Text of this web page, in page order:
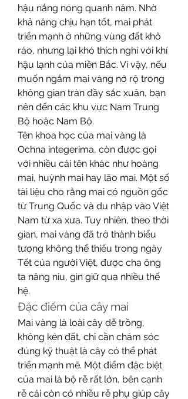
hậu nắng nóng quanh năm. Nhờ
khả năng chịu hạn tốt, mai phát
triển mạnh ở những vùng đất khô
ráo, nhưng lại khó thích nghi với khí
hậu lạnh của miền Bắc. Vì vậy, nếu
muốn ngắm mai vàng nở rộ trong
không gian tràn đầy sắc xuân, bạn
nên đến các khu vực Nam Trung
Bộ hoặc Nam Bộ.
Tên khoa học của mai vàng là
Ochna integerima, còn được gọi
với nhiều cái tên khác như hoàng
mai, huỳnh mai hay lão mai. Một số
tài liệu cho rằng mai có nguồn gốc
từ Trung Quốc và du nhập vào Việt
Nam từ xa xưa. Tuy nhiên, theo thời
gian, mai vàng đã trở thành biểu
tượng không thể thiếu trong ngày
Tết của người Việt, được cha ông
ta nâng niu, gìn giữ qua nhiều thế
hệ.
Đặc điểm của cây mai
Mai vàng là loài cây dễ trồng,
không kén đất, chỉ cần chăm sóc
đúng kỹ thuật là cây có thể phát
triển mạnh mẽ. Một điểm đặc biệt
của mai là bộ rễ rất lớn, bên cạnh
rễ cái còn có nhiều rễ phụ giúp cây